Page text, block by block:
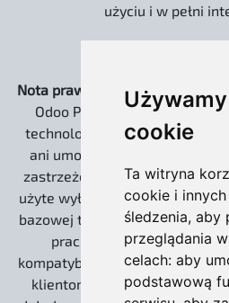
cookie
Ta witryna
cookie i
śledzenia, aby
przeglądania
celach: aby
podstawową
użyciu i w pełni
Nota prawna:
Strona
Odoo Pro EXTREME są
technologicznymi. Nie
ani umową partnerską z Odoo
zastrzeżonym znakiem
użyte wyłącznie w celach
bazowej technologii open
pracujemy. Nasze
kompatybilności z
klientom korzystanie z